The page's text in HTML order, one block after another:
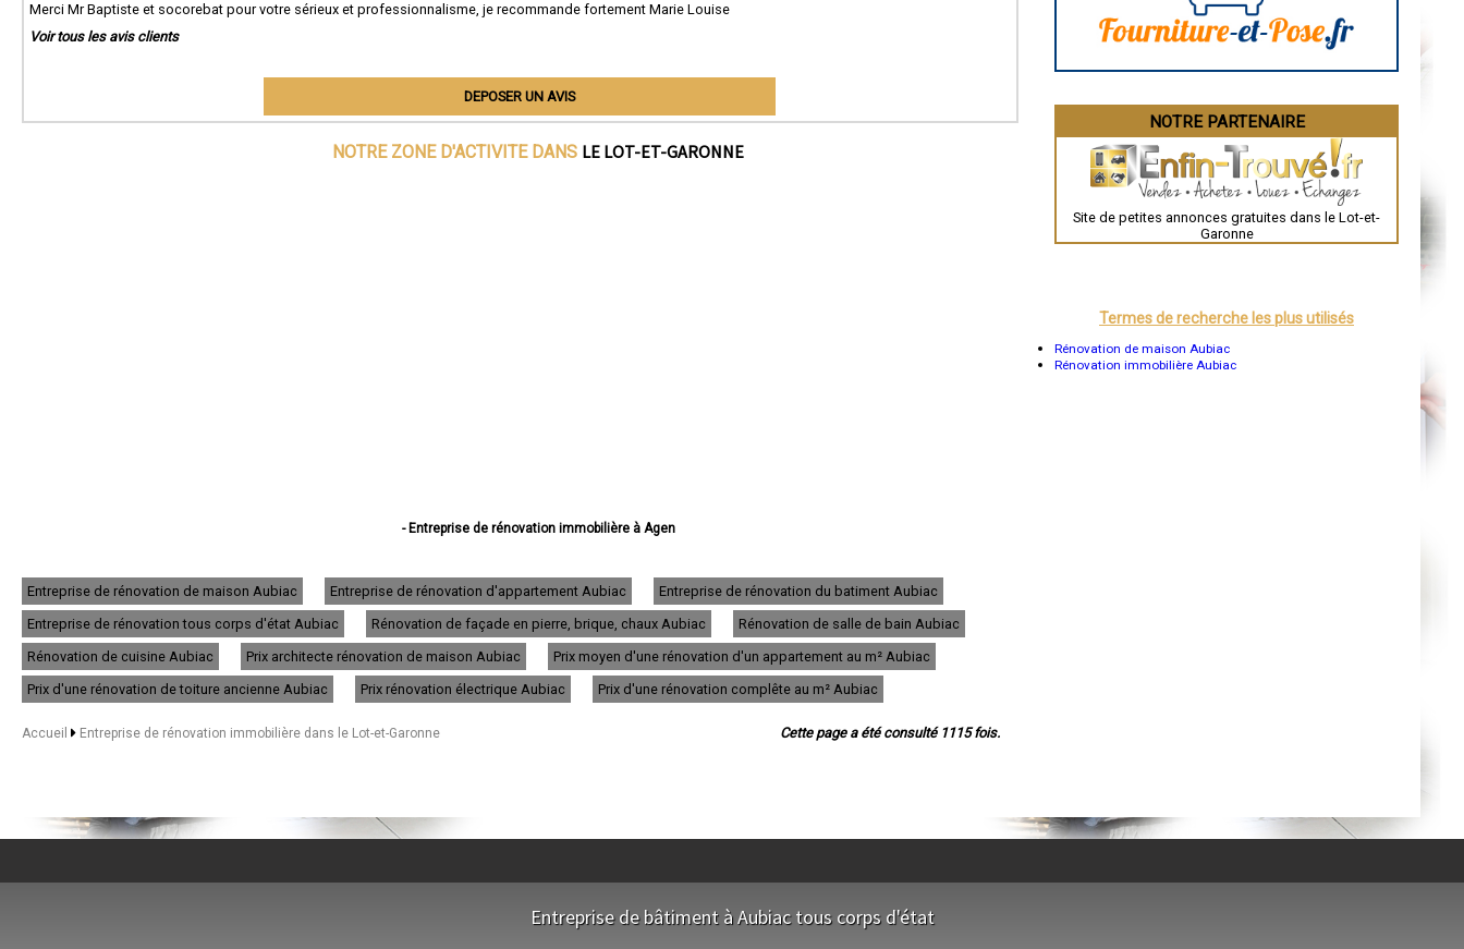
Merci Mr Baptiste et socorebat pour votre sérieux et professionnalisme, je recommande fortement Marie Louise
Voir tous les avis clients
DEPOSER UN AVIS
NOTRE ZONE D'ACTIVITE DANS LE LOT-ET-GARONNE
- Entreprise de rénovation immobilière à Agen
- Entreprise de rénovation immobilière à Le Passage
- Entreprise de rénovation immobilière à Tonneins
- Entreprise de rénovation immobilière à Nérac
- Entreprise de rénovation immobilière à Sainte-Livrade-sur-Lot
- Entreprise de rénovation immobilière à Bon-Encontre
- Entreprise de rénovation immobilière à Boé
- Entreprise de rénovation immobilière à Fumel
- Entreprise de rénovation immobilière à Foulayronnes
- Entreprise de rénovation immobilière à Bias
- Entreprise de rénovation immobilière à Montayral
- Entreprise de rénovation immobilière à Sainte-Bazeille
Entreprise de rénovation de maison Aubiac Entreprise de rénovation d'appartement Aubiac
Entreprise de rénovation du batiment Aubiac
Entreprise de rénovation tous corps d'état Aubiac
Rénovation de façade en pierre, brique, chaux Aubiac
Rénovation de salle de bain Aubiac
Rénovation de cuisine Aubiac
Prix architecte rénovation de maison Aubiac
Prix moyen d'une rénovation d'un appartement au m² Aubiac
Prix d'une rénovation de toiture ancienne Aubiac
Prix rénovation électrique Aubiac Prix d'une rénovation complête au m² Aubiac
Cette page a été consulté 1115 fois.
Accueil Entreprise de rénovation immobilière dans le Lot-et-Garonne
Brive-la-Gaillarde
Guéret
Besançon
Évreux
Chartres
Nîmes
Auch
Grenoble
Mont-de-Marsan
Blois
Lyon
Vesoul
NOTRE PARTENAIRE
Site de petites annonces gratuites dans le Lot-et-
Garonne
Termes de recherche les plus utilisés
Rénovation de maison Aubiac
Rénovation immobilière Aubiac
Entreprise de bâtiment à Aubiac tous corps d'état